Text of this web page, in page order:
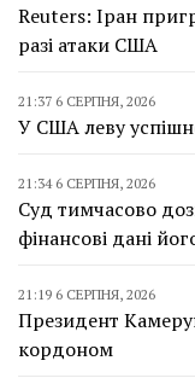
Reuters: Іран
разі атаки США
21:37 6 СЕРПНЯ, 2026
У США леву
21:34 6 СЕРПНЯ, 2026
Суд тимчасово
фінансові дані
21:19 6 СЕРПНЯ, 2026
Президент
кордоном